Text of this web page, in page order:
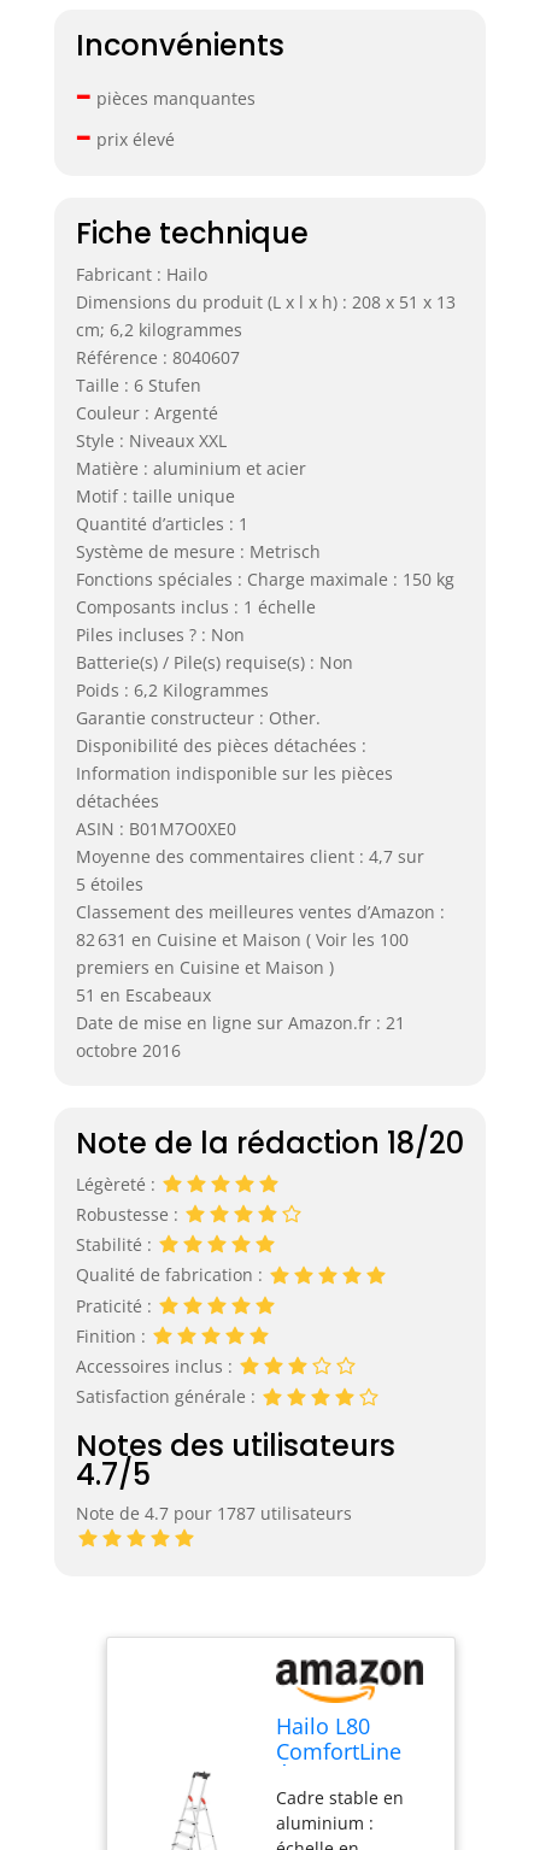
Inconvénients
– pièces manquantes
– prix élevé
Fiche technique
Fabricant : Hailo
Dimensions du produit (L x l x h) : 208 x 51 x 13
cm; 6,2 kilogrammes
Référence : 8040607
Taille : 6 Stufen
Couleur : Argenté
Style : Niveaux XXL
Matière : aluminium et acier
Motif : taille unique
Quantité d’articles : 1
Système de mesure : Metrisch
Fonctions spéciales : Charge maximale : 150 kg
Composants inclus : 1 échelle
Piles incluses ? : Non
Batterie(s) / Pile(s) requise(s) : Non
Poids : 6,2 Kilogrammes
Garantie constructeur : Other.
Disponibilité des pièces détachées :
Information indisponible sur les pièces
détachées
ASIN : B01M7O0XE0
Moyenne des commentaires client : 4,7 sur
5 étoiles
Classement des meilleures ventes d’Amazon :
82 631 en Cuisine et Maison ( Voir les 100
premiers en Cuisine et Maison )
51 en Escabeaux
Date de mise en ligne sur Amazon.fr : 21
octobre 2016
Note de la rédaction 18/20
Légèreté :
Robustesse :
Stabilité :
Qualité de fabrication :
Praticité :
Finition :
Accessoires inclus :
Satisfaction générale :
Notes des utilisateurs
4.7/5
Note de 4.7 pour 1787 utilisateurs
Hailo L80
ComfortLine
sécurité en
aluminium - 6
Cadre stable en
aluminium :